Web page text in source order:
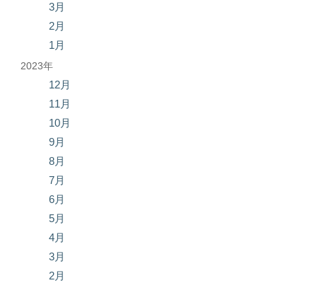
3月
2月
1月
2023年
12月
11月
10月
9月
8月
7月
6月
5月
4月
3月
2月